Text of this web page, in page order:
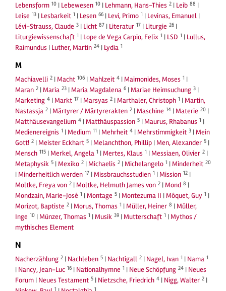
Lebensform 10 | Lebewesen 10 | Lehmann, Hans-Thies 2 | Leib 88 |
Leise 13 | Lesbarkeit 1 | Lesen 66 | Levi, Primo 1 | Levinas, Emanuel |
Lévi-Strauss, Claude 3 | Licht 87 | Literatur 17 | Liturgie 26 |
Liturgiewissenschaft 1 | Lope de Vega Carpio, Felix 1 | LSD 1 | Lullus,
Raimundus | Luther, Martin 24 | Lydia 1
M
Machiavelli 2 | Macht 106 | Mahlzeit 4 | Maimonides, Moses 1 |
Maran 2 | Maria 23 | Maria Magdalena 6 | Mariae Heimsuchung 3 |
Marketing 4 | Markt 17 | Marsyas 2 | Marthaler, Christoph 1 | Martin,
Nastassja 2 | Märtyrer / Märtyrerakten 2 | Maschine 14 | Materie 20 |
Matthäusevangelium 4 | Matthäuspassion 5 | Maurus, Rhabanus 1 |
Medienereignis 1 | Medium 11 | Mehrheit 4 | Mehrstimmigkeit 3 | Mein
Gott! 2 | Meister Eckhart 5 | Melanchthon, Phillip | Men, Alexander 5 |
Mensch 115 | Merkel, Angela 1 | Mertes, Klaus 1 | Messiaen, Olivier 2 |
Metaphysik 5 | Mexiko 2 | Michaelis 2 | Michelangelo 1 | Minderheit 20
| Minderheitlich werden 17 | Missbrauchsstudien 1 | Mission 12 |
Moltke, Freya von 2 | Moltke, Helmuth James von 2 | Mond 8 |
Mondzain, Marie-José 1 | Montage 5 | Montezuma II | Môquet, Guy 1 |
Morizot, Baptiste 2 | Morus, Thomas 1 | Müller, Heiner 8 | Müller,
Inge 10 | Münzer, Thomas 1 | Musik 39 | Mutterschaft 1 | Mythos /
mythisches Element
N
Nacherzählung 2 | Nachleben 5 | Nachtigall 2 | Nagel, Ivan 1 | Nama 1
| Nancy, Jean-Luc 16 | Nationalhymne 1 | Neue Schöpfung 24 | Neues
Forum | Neues Testament 5 | Nietzsche, Friedrich 4 | Nigg, Walter 2 |
1 1